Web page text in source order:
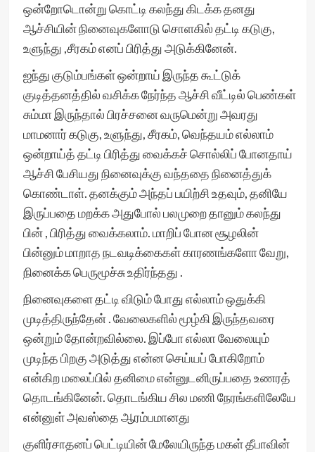
ஒன்றோடொன்று கொட்டி கலந்து கிடக்க தனது
ஆச்சியின் நினைவுகளோடு சொளகில் தட்டி கடுகு,
உளுந்து ,சீரகம் எனப் பிரித்து அடுக்கினேன்.
ஐந்து குடும்பங்கள் ஒன்றாய் இருந்த கூட்டுக்
குடித்தனத்தில் வசிக்க நேர்ந்த ஆச்சி வீட்டில் பெண்கள்
சும்மா இருந்தால் பிரச்சனை வருமென்று அவரது
மாமனார் கடுகு, உளுந்து, சீரகம், வெந்தயம் எல்லாம்
ஒன்றாய்த் தட்டி பிரித்து வைக்கச் சொல்லிப் போனதாய்
ஆச்சி பேசியது நினைவுக்கு வந்ததை நினைத்துக்
கொண்டாள். தனக்கும் அந்தப் பயிற்சி உதவும், தனியே
இருப்பதை மறக்க அதுபோல் பலமுறை தானும் கலந்து
பின் , பிரித்து வைக்கலாம். மாறிப் போன சூழலின்
பின்னும் மாறாத நடவடிக்கைகள் காரணங்களோ வேறு,
நினைக்க பெருமூச்சு உதிர்ந்தது .
நினைவுகளை தட்டி விடும் போது எல்லாம் ஒதுக்கி
முடித்திருந்தேன் . வேலைகளில் மூழ்கி இருந்தவரை
ஒன்றும் தோன்றவில்லை. இப்போ எல்லா வேலையும்
முடிந்த பிறகு அடுத்து என்ன செய்யப் போகிறோம்
என்கிற மலைப்பில் தனிமை என்னுடனிருப்பதை உணரத்
தொடங்கினேன். தொடங்கிய சில மணி நேரங்களிலேயே
என்னுள் அவஸ்தை ஆரம்பமானது
குளிர்சாதனப் பெட்டியின் மேலேயிருந்த மகள் தீபாவின்